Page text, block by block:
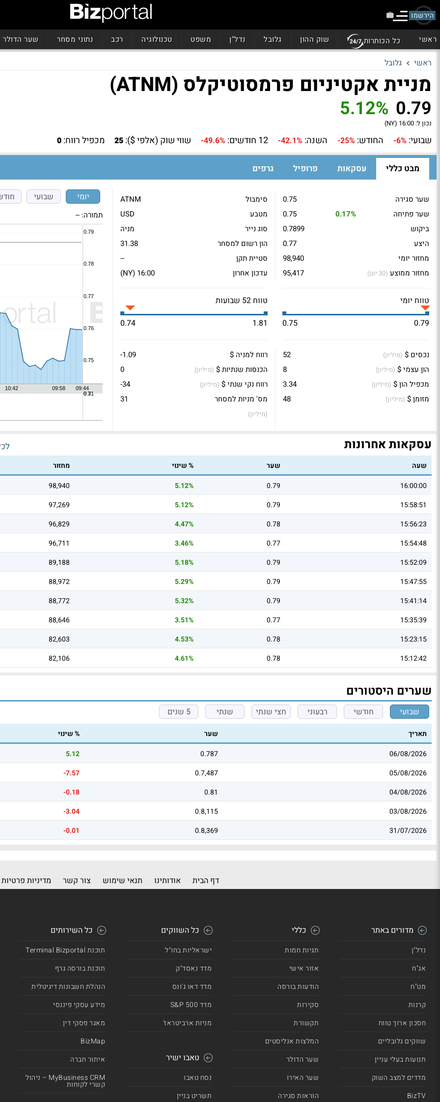
הירשמו
ראשי כל הכותרות שוק ההון גלובל נדל"ן משפט טכנולוגיה רכב נתוני מסחר שער הדולר
ראשי גלובל
מניית אקטיניום פרמסוטיקלס (ATNM)
0.79
5.12%
נכון ל: 16:00 (NY)
שבועי: -6% החודש: -25% השנה: -42.1% 12 חודשים: -49.6% שווי שוק (אלפי $): 25 מכפיל רווח: 0
מבט כללי עסקאות פרופיל גרפים
שער סגירה
0.75
שער פתיחה
0.17%
0.75
ביקוש
0.7899
היצע
0.77
מחזור יומי
98,940
מחזור ממוצע (30 יום) 95,417
סימבול
ATNM
מטבע
USD
סוג נייר
מניה
הון רשום למסחר
31.38
סטיית תקן
--
עדכון אחרון
16:00 (NY)
טווח יומי
0.79
0.75
טווח 52 שבועות
1.81
0.74
נכסים $ (מיליון)
52
הון עצמי $ (מיליון)
8
מכפיל הון $ (מיליון)
3.34
מזומן $ (מיליון) 48
רווח למניה $
-1.09
הכנסות שנתיות $ (מיליון)
0
רווח נקי שנתי $ (מיליון)
-34
מס' מניות למסחר
(מיליון)
31
יומי שבועי
תמורה: --
עסקאות אחרונות
שעה שער % שינוי
מחזור
16:00:00
0.79
5.12%
98,940
15:58:51
0.79
5.12%
97,269
15:56:23
0.78
4.47%
96,829
15:54:48
0.77
3.46%
96,711
15:52:09
0.79
5.18%
89,188
15:47:55
0.79
5.29%
88,972
15:41:14
0.79
5.32%
88,772
15:35:39
0.77
3.51%
88,646
15:23:15
0.78
4.53%
82,603
15:12:42
0.78
4.61%
82,106
שערים היסטורים
שבועי חודשי רבעוני חצי שנתי שנתי 5 שנים
תאריך שער
% שינוי
06/08/2026
0.787
5.12
05/08/2026
0.7,487
-7.57
04/08/2026
0.81
-0.18
03/08/2026
0.8,115
-3.04
31/07/2026
0.8,369
-0.01
דף הבית אודותינו תנאי שימוש צור קשר מדיניות פרטיות
מדורים באתר
נדל"ן
אג"ח
מט"ח
קרנות
חסכון ארוך טווח
שווקים גלובליים
תנועות בעלי עניין
מדדים למצב השוק
BizTV
כללי
תגיות חמות
אזור אישי
הודעות בורסה
סקירות
תקשורת
המלצות אנליסטים
שער הדולר
שער האירו
הוראות סגירה
כל השווקים
ישראליות בחו"ל
מדד נאסד"ק
מדד דאו ג'ונס
מדד 500 S&P
מניות ארביטראז'
טאבו ישיר
נסח טאבו
תשריט בניין
כל השירותים
תוכנת Terminal Bizportal
תוכנת בורסה גרף
הנהלת חשבונות דיגיטלית
מידע עסקי פיננסי
מאגר פסקי דין
BizMap
איתור חברה
MyBusiness CRM – ניהול
קשרי לקוחות